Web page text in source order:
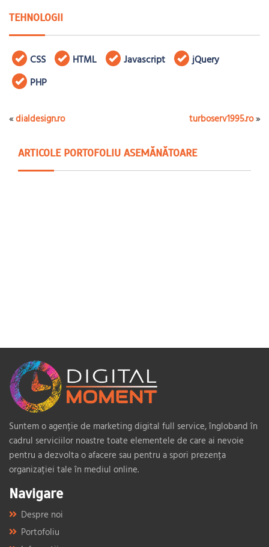
TEHNOLOGII
CSS HTML Javascript
jQuery
PHP
«dialdesign.ro turboserv1995.ro»
ARTICOLE PORTOFOLIU ASEMĂNĂTOARE
Suntem o agenție de marketing digital full service, îngloband în
cadrul serviciilor noastre toate elementele de care ai nevoie
pentru a dezvolta o afacere sau pentru a spori prezența
organizației tale în mediul online.
Navigare
Despre noi
Portofoliu